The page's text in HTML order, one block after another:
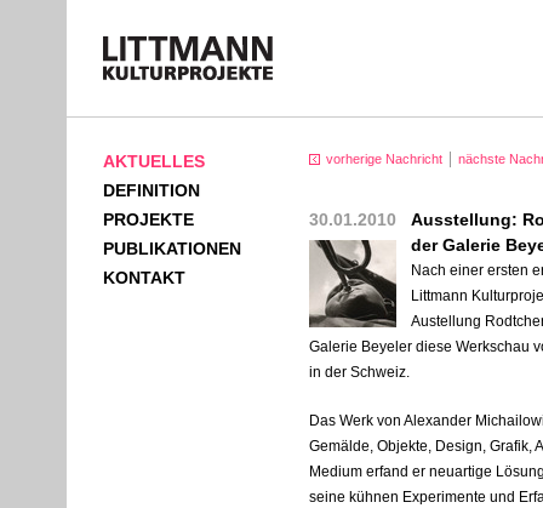
AKTUELLES
DEFINITION
PROJEKTE
PUBLIKATIONEN
KONTAKT
vorherige Nachricht nächste
30.01.2010
Ausstellung:
der Galerie
Nach einer ersten
Littmann
Austellung
Galerie Beyeler diese Werkschau
in der Schweiz.
Das Werk von Alexander
Gemälde, Objekte, Design, Grafik,
Medium erfand er neuartige
seine kühnen Experimente und